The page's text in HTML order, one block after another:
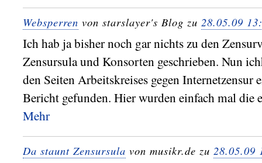
Websperren von starslayer's Blog zu 28.05.09
Ich hab ja bisher noch gar nichts zu den
Zensursula und Konsorten geschrieben. Nun
den Seiten Arbeitskreises gegen Internetzensur
Bericht gefunden. Hier wurden einfach mal die
Mehr
Da staunt Zensursula von musikr.de zu 28.05.09